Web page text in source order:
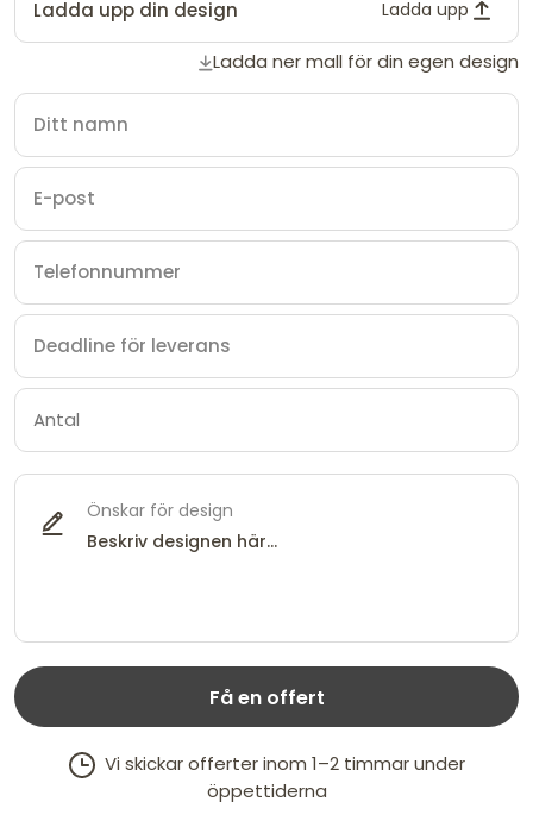
Ladda upp din design Ladda upp
Ladda ner mall för din egen design
Önskar för design
Få en offert
Vi skickar offerter inom 1–2 timmar under
öppettiderna